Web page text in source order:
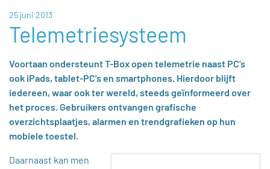
25 juni 2013
Telemetriesysteem
Voortaan ondersteunt T-Box open telemetrie naast PC's
ook iPads, tablet-PC's en smartphones. Hierdoor blijft
iedereen, waar ook ter wereld, steeds geïnformeerd over
het proces. Gebruikers ontvangen grafische
overzichtsplaatjes, alarmen en trendgrafieken op hun
mobiele toestel.
Daarnaast kan men